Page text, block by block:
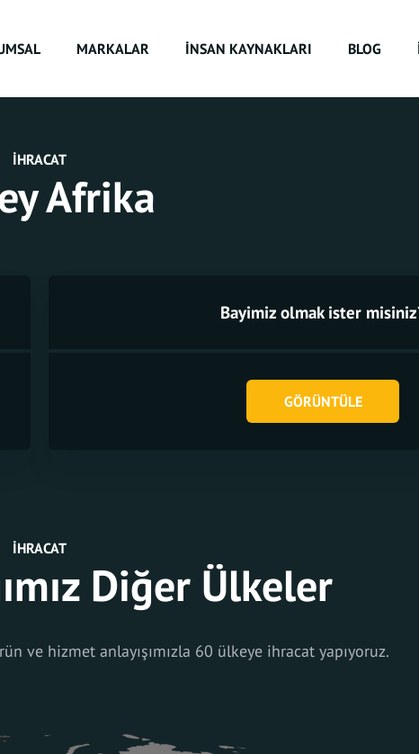
MARKALAR İNSAN KAYNAKLARI BLOG
İHRACAT
Afrika
Bayimiz olmak ister
GÖRÜNTÜLE
İHRACAT
Diğer Ülkeler
ve hizmet anlayışımızla 60 ülkeye ihracat yapıyoruz.